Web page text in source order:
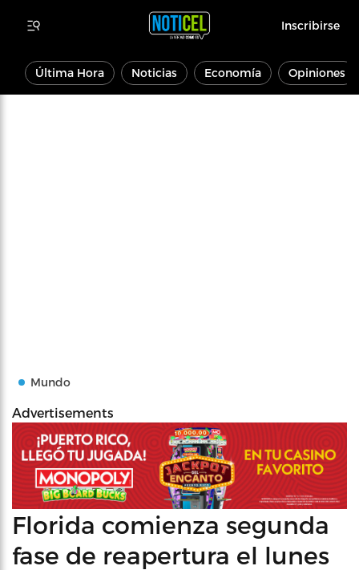
Inscribirse
Última Hora Noticias Economía Opiniones
Mundo
Advertisements
Florida comienza segunda
fase de reapertura el lunes